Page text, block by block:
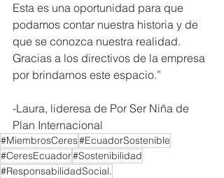
Esta es una oportunidad para que
podamos contar nuestra historia y de
que se conozca nuestra realidad.
Gracias a los directivos de la empresa
por brindarnos este espacio.”
-Laura, lideresa de Por Ser Niña de
Plan Internacional
#MiembrosCeres#EcuadorSostenible
#CeresEcuador#Sostenibilidad
#ResponsabilidadSocial.